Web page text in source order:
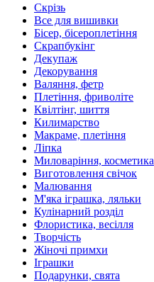
Скрізь
Все для вишивки
Бісер, бісероплетіння
Скрапбукінг
Декупаж
Декорування
Валяння, фетр
Плетіння, фриволіте
Квілтінг, шиття
Килимарство
Макраме, плетіння
Ліпка
Миловаріння, косметика
Виготовлення свічок
Малювання
М'яка іграшка, ляльки
Кулінарний розділ
Флористика, весілля
Творчість
Жіночі примхи
Іграшки
Подарунки, свята